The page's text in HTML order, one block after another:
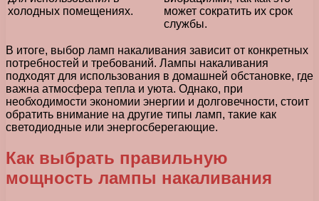
холодных помещениях.
может сократить их срок
службы.
В итоге, выбор ламп накаливания зависит от конкретных
потребностей и требований. Лампы накаливания
подходят для использования в домашней обстановке, где
важна атмосфера тепла и уюта. Однако, при
необходимости экономии энергии и долговечности, стоит
обратить внимание на другие типы ламп, такие как
светодиодные или энергосберегающие.
Как выбрать правильную
мощность лампы накаливания